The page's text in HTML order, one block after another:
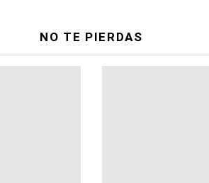
NO TE PIERDAS